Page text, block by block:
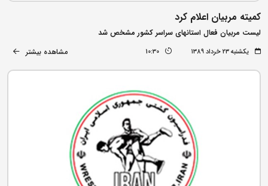
کمیته مربیان اعلام کرد
لیست مربیان فعال استانهای سراسر کشور مشخص شد
یکشنبه ۲۳ خرداد ۱۳۸۹ 10:30 مشاهده بیشتر